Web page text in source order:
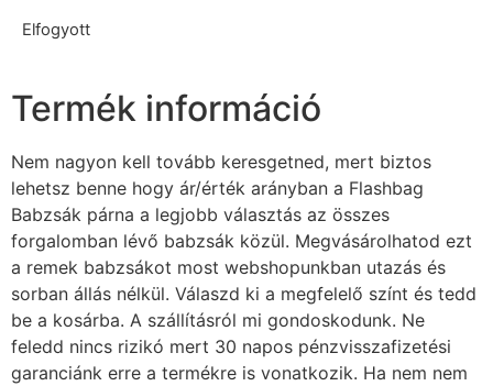
Elfogyott
Termék információ
Nem nagyon kell tovább keresgetned, mert biztos
lehetsz benne hogy ár/érték arányban a Flashbag
Babzsák párna a legjobb választás az összes
forgalomban lévő babzsák közül. Megvásárolhatod ezt
a remek babzsákot most webshopunkban utazás és
sorban állás nélkül. Válaszd ki a megfelelő színt és tedd
be a kosárba. A szállításról mi gondoskodunk. Ne
feledd nincs rizikó mert 30 napos pénzvisszafizetési
garanciánk erre a termékre is vonatkozik. Ha nem nem